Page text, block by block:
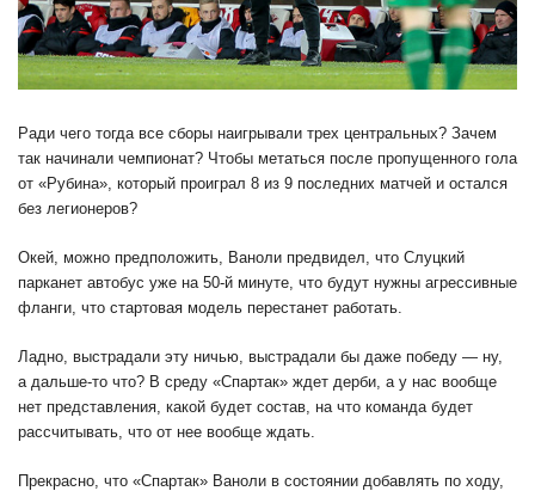
Ради чего тогда все сборы наигрывали трех центральных? Зачем
так начинали чемпионат? Чтобы метаться после пропущенного гола
от «Рубина», который проиграл 8 из 9 последних матчей и остался
без легионеров?
Окей, можно предположить, Ваноли предвидел, что Слуцкий
парканет автобус уже на 50-й минуте, что будут нужны агрессивные
фланги, что стартовая модель перестанет работать.
Ладно, выстрадали эту ничью, выстрадали бы даже победу — ну,
а дальше-то что? В среду «Спартак» ждет дерби, а у нас вообще
нет представления, какой будет состав, на что команда будет
рассчитывать, что от нее вообще ждать.
Прекрасно, что «Спартак» Ваноли в состоянии добавлять по ходу,